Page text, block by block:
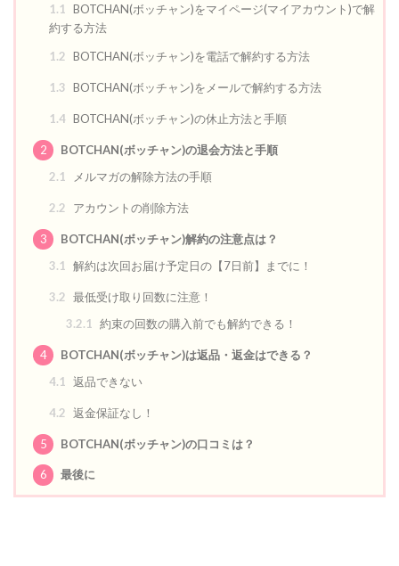
1.1
BOTCHAN(ボッチャン)をマイページ(マイアカウント)で解
約する方法
1.2 BOTCHAN(ボッチャン)を電話で解約する方法
1.3 BOTCHAN(ボッチャン)をメールで解約する方法
1.4 BOTCHAN(ボッチャン)の休止方法と手順
2
BOTCHAN(ボッチャン)の退会方法と手順
2.1
メルマガの解除方法の手順
2.2 アカウントの削除方法
3
BOTCHAN(ボッチャン)解約の注意点は？
3.1
解約は次回お届け予定日の【7日前】までに！
3.2 最低受け取り回数に注意！
3.2.1
約束の回数の購入前でも解約できる！
4
BOTCHAN(ボッチャン)は返品・返金はできる？
4.1
返品できない
4.2 返金保証なし！
5 BOTCHAN(ボッチャン)の口コミは？
6 最後に